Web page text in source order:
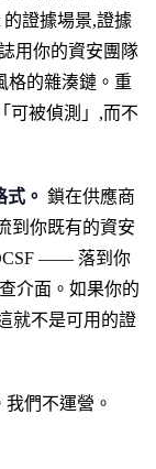
證據場景,證據
用你的資安團隊
格的雜湊鏈。重
可被偵測」,而不
。 鎖在供應商
到你既有的資安
—— 落到你
介面。如果你的
就不是可用的證
們不運營。